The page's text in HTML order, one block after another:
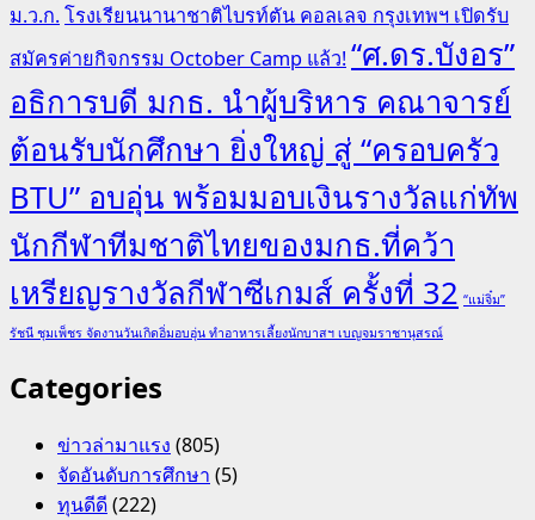
ม.ว.ก.โรงเรียนนานาชาติไบรท์ตัน คอลเลจ กรุงเทพฯ เปิดรับ
สมัครค่ายกิจกรรม October Camp แล้ว!“ศ.ดร.บังอร”
อธิการบดี มกธ. นำผู้บริหาร คณาจารย์
ต้อนรับนักศึกษา ยิ่งใหญ่ สู่ “ครอบครัว
BTU” อบอุ่น พร้อมมอบเงินรางวัลแก่ทัพ
นักกีฬาทีมชาติไทยของมกธ.ที่คว้า
เหรียญรางวัลกีฬาซีเกมส์ ครั้งที่ 32 “แม่จิ๋ม”
รัชนี ชุมเพ็ชร จัดงานวันเกิดอิ่มอบอุ่น ทำอาหารเลี้ยงนักบาสฯ เบญจมราชานุสรณ์
Categories
ข่าวล่ามาแรง (805)
จัดอันดับการศึกษา (5)
ทุนดีดี(222)